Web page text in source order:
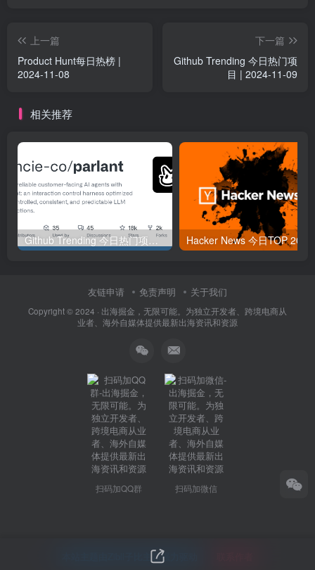
上一篇
Product Hunt每日热榜 |
2024-11-08
下一篇
Github Trending 今日热门项
目 | 2024-11-09
相关推荐
Github Trending 今日热门项目 | 2025-09-06
友链申请 免责声明 关于我们
Copyright © 2024 · 出海掘金，无限可能。为独立开发者、跨境电商从
业者、海外自媒体提供最新出海资讯和资源
扫码加QQ群 扫码加微信
本站主题由Zibll子比主题强力驱动